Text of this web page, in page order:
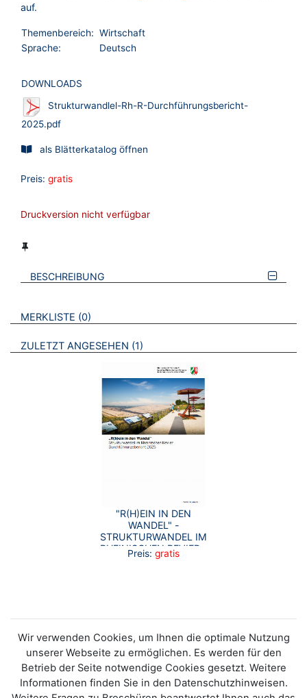
auf.
Themenbereich: Wirtschaft
Sprache:
Deutsch
DOWNLOADS
Strukturwandlel-Rh-R-Durchführungsbericht-
2025.pdf
als Blätterkatalog öffnen
Preis: gratis
Druckversion nicht verfügbar
BESCHREIBUNG
VERWEISE AUF VERMERKTE- ODER ZULETZT ANGESEHENE
MERKLISTE 0 BROSCHÜREN
ZULETZT ANGESEHEN 1 BROSCHÜREN
"R(H)EIN IN DEN
WANDEL" -
STRUKTURWANDEL IM
RHEINISCHEN REVIER -
DURCHFÜHRUNGSBERICHT
Preis: gratis
Wir verwenden Cookies, um Ihnen die optimale Nutzung
unserer Webseite zu ermöglichen. Es werden für den
Betrieb der Seite notwendige Cookies gesetzt. Weitere
Informationen finden Sie in den Datenschutzhinweisen.